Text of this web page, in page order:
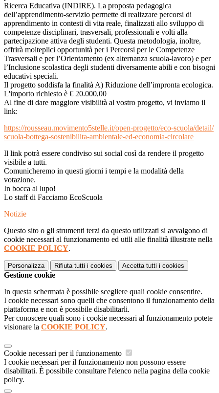
Ricerca Educativa (INDIRE). La proposta pedagogica
dell’apprendimento-servizio permette di realizzare percorsi di
apprendimento in contesti di vita reale, finalizzati allo sviluppo di
competenze disciplinari, trasversali, professionali e volti alla
partecipazione attiva degli studenti. Questa metodologia, inoltre,
offrirà molteplici opportunità per i Percorsi per le Competenze
Trasversali e per l’Orientamento (ex alternanza scuola-lavoro) e per
l’Inclusione scolastica degli studenti diversamente abili e con bisogni
educativi speciali.
Il progetto soddisfa la finalità A) Riduzione dell’impronta ecologica.
L'importo richiesto è € 20.000,00
Al fine di dare maggiore visibilità al vostro progetto, vi inviamo il
link:
https://rousseau.movimento5stelle.it/open-progetto/eco-scuola/detail/
scuola-bottega-sostenibilita-ambientale-ed-economia-circolare
Il link potrà essere condiviso sui social così da rendere il progetto
visibile a tutti.
Comunicheremo in questi giorni i tempi e la modalità della
votazione.
In bocca al lupo!
Lo staff di Facciamo EcoScuola
Notizie
Questo sito o gli strumenti terzi da questo utilizzati si avvalgono di
cookie necessari al funzionamento ed utili alle finalità illustrate nella
COOKIE POLICY.
Personalizza Rifiuta tutti i cookies Accetta tutti i cookies
Gestione cookie
In questa schermata è possibile scegliere quali cookie consentire.
I cookie necessari sono quelli che consentono il funzionamento della
piattaforma e non è possibile disabilitarli.
Per conoscere quali sono i cookie necessari al funzionamento potete
visionare la COOKIE POLICY.
Cookie necessari per il funzionamento
I cookie necessari per il funzionamento non possono essere
disabilitati. È possibile consultare l'elenco nella pagina della cookie
policy.